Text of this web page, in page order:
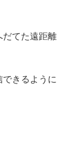
てた遠距離
きるように